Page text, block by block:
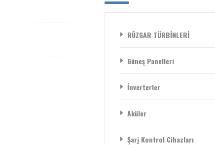
RÜZGAR TÜRBİNLERİ
Güneş Panelleri
İnverterler
Aküler
Şarj Kontrol Cihazları